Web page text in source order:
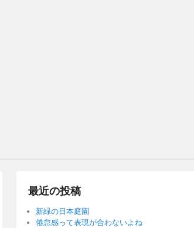
最近の投稿
新緑の日本庭園
倦怠感って表現が合わないよね